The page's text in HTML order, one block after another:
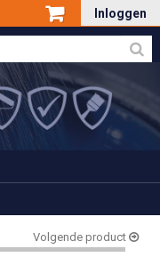
Inloggen
Volgende product